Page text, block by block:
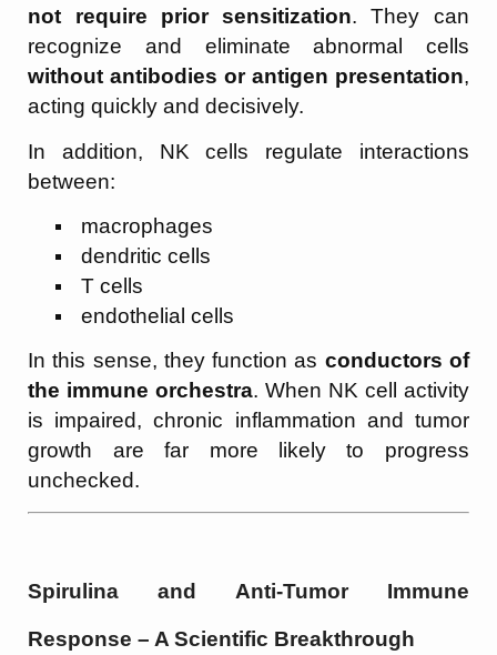
not require prior sensitization. They can
recognize and eliminate abnormal cells
without antibodies or antigen presentation,
acting quickly and decisively.
In addition, NK cells regulate interactions
between:
macrophages
dendritic cells
T cells
endothelial cells
In this sense, they function as conductors of
the immune orchestra. When NK cell activity
is impaired, chronic inflammation and tumor
growth are far more likely to progress
unchecked.
Spirulina and Anti-Tumor Immune
Response – A Scientific Breakthrough